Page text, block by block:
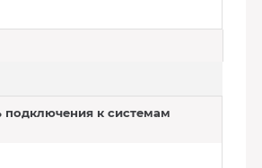
подключения к системам